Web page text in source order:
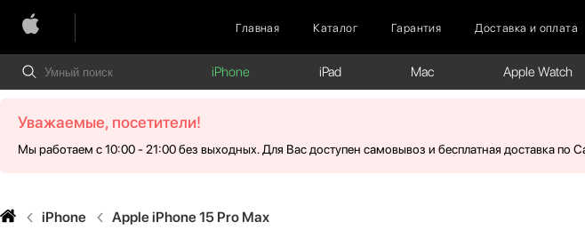
Главная Каталог Гарантия Доставка и оплата
iPhone iPad Mac Apple Watch
Уважаемые, посетители!
Мы работаем с 10:00 - 21:00 без выходных. Для Вас доступен самовывоз и бесплатная доставка по
iPhone Apple iPhone 15 Pro Max